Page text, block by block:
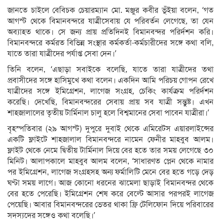
জানতে চাইলে বেবিচক চেয়ারম্যান মো. মঞ্জুর কবীর ভূঁইয়া বলেন, ‘গত
আগস্ট থেকে বিমানবন্দরে যাত্রীসেবায় যে পরিবর্তন লেগেছে, তা যেন
অব্যাহত থাকে। সে জন্য প্রায় প্রতিদিনই বিমানবন্দর পরির্দশন করি।
বিমানবন্দরে কর্মরত বিভিন্ন সংস্থার কর্মকর্তা-কর্মচারীদের সঙ্গে কথা বলি,
যাতে তারা যাত্রীদের পর্যাপ্ত সেবা দেন।’
তিনি বলেন, ‘এছাড়া সবাইকে বলেছি, যাতে তারা যাত্রীদের তথা
প্রবাসীদের সঙ্গে হাসিমুখে কথা বলেন। একদিন আমি পরিচয় গোপন রেখে
যাত্রীদের সঙ্গে ইমিগ্রেশন, লাগেজ সংগ্রহ, চেকিং কার্যক্রম পরির্দশন
করেছি। দেখেছি, বিমানবন্দরের সেবায় প্রায় সব যাত্রী সন্তুষ্ট। এখন
শাহজালালের তৃতীয় টার্মিনাল চালু হলে বিশ্বমানের সেবা পাবেন যাত্রীরা।’
বৃহস্পতিবার (২৯ আগস্ট) দুপুরে দুবাই থেকে এমিরেটস এয়ারলাইন্সের
একটি ফ্লাইটে শাহজালাল বিমানবন্দরে নামেন ফেনীর মাহবুব আলম।
ফ্লাইট থেকে নেমে দ্বিতীয় টার্মিনাল দিয়ে বের হতে তার সময় লেগেছে ৩০
মিনিট। আলাপকালে মাহবুব আলম বলেন, ‘সাধারণত প্লেন থেকে নামার
পর ইমিগ্রেশন, লাগেজ সংগ্রহসহ অন্য ফর্মালিটি মেনে বের হতে গড়ে দেড়
ঘণ্টা সময় লাগে। আজ কোনো ধরনের ঝামেলা ছাড়াই বিমানবন্দর থেকে
বের হতে পেরেছি। ইমিগ্রেশন শেষ করে বেল্টে আসার পরপরই লাগেজ
পেয়েছি। আবার বিমানবন্দরের ভেতর থাকা ফ্রি টেলিফোন দিয়ে পরিবারের
সদস্যদের সঙ্গেও কথা বলেছি।’